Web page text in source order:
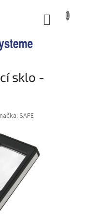
sklo -
SAFE